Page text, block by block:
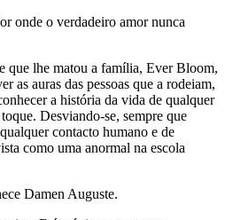
onde o verdadeiro amor nunca
que lhe matou a família, Ever Bloom,
as auras das pessoas que a rodeiam,
a história da vida de qualquer
Desviando-se, sempre que
contacto humano e de
como uma anormal na escola
Damen Auguste.